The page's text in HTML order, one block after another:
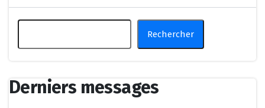
Rechercher
Derniers messages